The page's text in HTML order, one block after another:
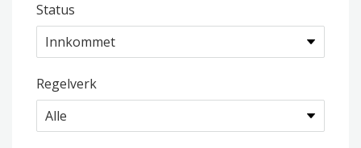
Status
Regelverk